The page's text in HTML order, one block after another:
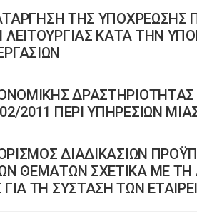
ΤΗΣ ΥΠΟΧΡΕΩΣΗΣ
ΛΕΙΤΟΥΡΓΙΑΣ ΚΑΤΑ ΤΗΝ
2011 ΠΕΡΙ ΥΠΗΡΕΣΙΩΝ
ΔΙΑΔΙΚΑΣΙΩΝ
ΘΕΜΑΤΩΝ ΣΧΕΤΙΚΑ ΜΕ ΤΗ
ΤΗ ΣΥΣΤΑΣΗ ΤΩΝ